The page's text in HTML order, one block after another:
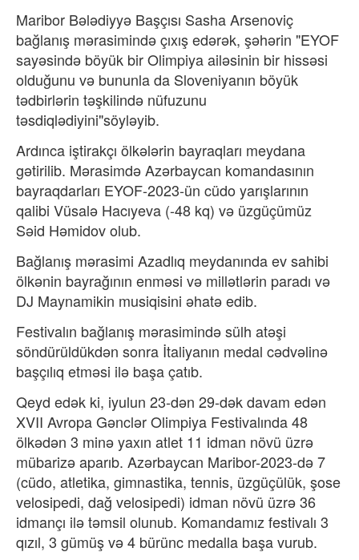
Maribor Bələdiyyə Başçısı Sasha Arsenoviç
bağlanış mərasimində çıxış edərək, şəhərin "EYOF
sayəsində böyük bir Olimpiya ailəsinin bir hissəsi
olduğunu və bununla da Sloveniyanın böyük
tədbirlərin təşkilində nüfuzunu
təsdiqlədiyini"söyləyib.
Ardınca iştirakçı ölkələrin bayraqları meydana
gətirilib. Mərasimdə Azərbaycan komandasının
bayraqdarları EYOF-2023-ün cüdo yarışlarının
qalibi Vüsalə Hacıyeva (-48 kq) və üzgüçümüz
Səid Həmidov olub.
Bağlanış mərasimi Azadlıq meydanında ev sahibi
ölkənin bayrağının enməsi və millətlərin paradı və
DJ Maynamikin musiqisini əhatə edib.
Festivalın bağlanış mərasimində sülh atəşi
söndürüldükdən sonra İtaliyanın medal cədvəlinə
başçılıq etməsi ilə başa çatıb.
Qeyd edək ki, iyulun 23-dən 29-dək davam edən
XVII Avropa Gənclər Olimpiya Festivalında 48
ölkədən 3 minə yaxın atlet 11 idman növü üzrə
mübarizə aparıb. Azərbaycan Maribor-2023-də 7
(cüdo, atletika, gimnastika, tennis, üzgüçülük, şose
velosipedi, dağ velosipedi) idman növü üzrə 36
idmançı ilə təmsil olunub. Komandamız festivalı 3
qızıl, 3 gümüş və 4 bürünc medalla başa vurub.